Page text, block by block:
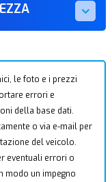
le foto e i prezzi
errori e
della base dati.
o via e-mail per
del veicolo.
eventuali errori o
modo un impegno